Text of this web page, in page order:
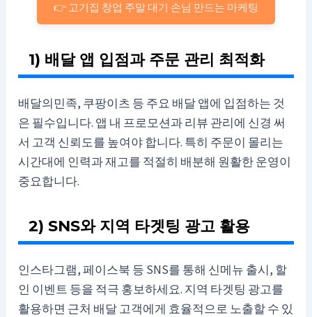
👉 고기집 창업 주말 대기 손님 만드는 마케팅
1) 배달 앱 입점과 주문 관리 최적화
배달의민족, 쿠팡이츠 등 주요 배달 앱에 입점하는 것
은 필수입니다. 앱 내 프로모션과 리뷰 관리에 신경 써
서 고객 신뢰도를 높여야 합니다. 특히 주문이 몰리는
시간대에 인력과 재고를 적절히 배분해 원활한 운영이
중요합니다.
2) SNS와 지역 타겟팅 광고 활용
인스타그램, 페이스북 등 SNS를 통해 신메뉴 출시, 할
인 이벤트 등을 적극 홍보하세요. 지역 타겟팅 광고를
활용하면 근처 배달 고객에게 효율적으로 노출할 수 있